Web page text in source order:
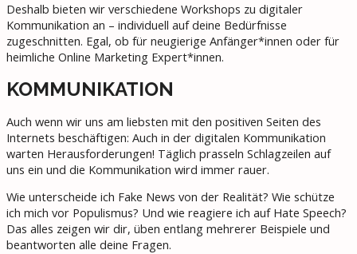
Deshalb bieten wir verschiedene Workshops zu digitaler
Kommunikation an – individuell auf deine Bedürfnisse
zugeschnitten. Egal, ob für neugierige Anfänger*innen oder für
heimliche Online Marketing Expert*innen.
KOMMUNIKATION
Auch wenn wir uns am liebsten mit den positiven Seiten des
Internets beschäftigen: Auch in der digitalen Kommunikation
warten Herausforderungen! Täglich prasseln Schlagzeilen auf
uns ein und die Kommunikation wird immer rauer.
Wie unterscheide ich Fake News von der Realität? Wie schütze
ich mich vor Populismus? Und wie reagiere ich auf Hate Speech?
Das alles zeigen wir dir, üben entlang mehrerer Beispiele und
beantworten alle deine Fragen.